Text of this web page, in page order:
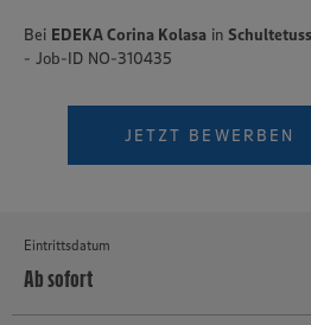
Bei EDEKA Corina Kolasa in
- Job-ID NO-310435
JETZT BEWERBEN
Eintrittsdatum
Ab sofort